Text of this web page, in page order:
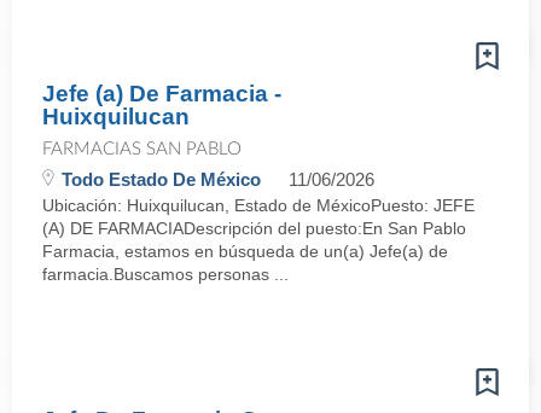
Jefe (a) De Farmacia -
Huixquilucan
FARMACIAS SAN PABLO
Todo Estado De México 11/06/2026
Ubicación: Huixquilucan, Estado de MéxicoPuesto: JEFE
(A) DE FARMACIADescripción del puesto:En San Pablo
Farmacia, estamos en búsqueda de un(a) Jefe(a) de
farmacia.Buscamos personas ...